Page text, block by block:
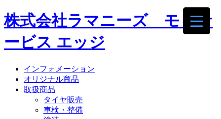
株式会社ラマニーズ モトサ
ービス エッジ
インフォメーション
オリジナル商品
取扱商品
タイヤ販売
車検・整備